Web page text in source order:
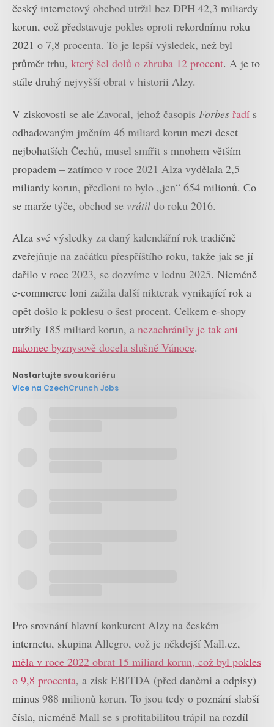
český internetový obchod utržil bez DPH 42,3 miliardy
korun, což představuje pokles oproti rekordnímu roku
2021 o 7,8 procenta. To je lepší výsledek, než byl
průměr trhu, který šel dolů o zhruba 12 procent. A je to
stále druhý nejvyšší obrat v historii Alzy.
V ziskovosti se ale Zavoral, jehož časopis Forbes řadí s
odhadovaným jměním 46 miliard korun mezi deset
nejbohatších Čechů, musel smířit s mnohem větším
propadem – zatímco v roce 2021 Alza vydělala 2,5
miliardy korun, předloni to bylo „jen“ 654 milionů. Co
se marže týče, obchod se vrátil do roku 2016.
Alza své výsledky za daný kalendářní rok tradičně
zveřejňuje na začátku přespříštího roku, takže jak se jí
dařilo v roce 2023, se dozvíme v lednu 2025. Nicméně
e-commerce loni zažila další nikterak vynikající rok a
opět došlo k poklesu o šest procent. Celkem e-shopy
utržily 185 miliard korun, a nezachránily je tak ani
nakonec byznysově docela slušné Vánoce.
Nastartujte svou kariéru
Více na CzechCrunch Jobs
Pro srovnání hlavní konkurent Alzy na českém
internetu, skupina Allegro, což je někdejší Mall.cz,
měla v roce 2022 obrat 15 miliard korun, což byl pokles
o 9,8 procenta, a zisk EBITDA (před daněmi a odpisy)
minus 988 milionů korun. To jsou tedy o poznání slabší
čísla, nicméně Mall se s profitabilitou trápil na rozdíl